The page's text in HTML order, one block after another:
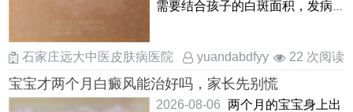
需要结合孩子的白斑面积，发病
石家庄远大中医皮肤病医院
yuandabdfyy 22 次阅读
宝宝才两个月白癜风能治好吗，家长先别慌
2026-08-06 两个月的宝宝身上出